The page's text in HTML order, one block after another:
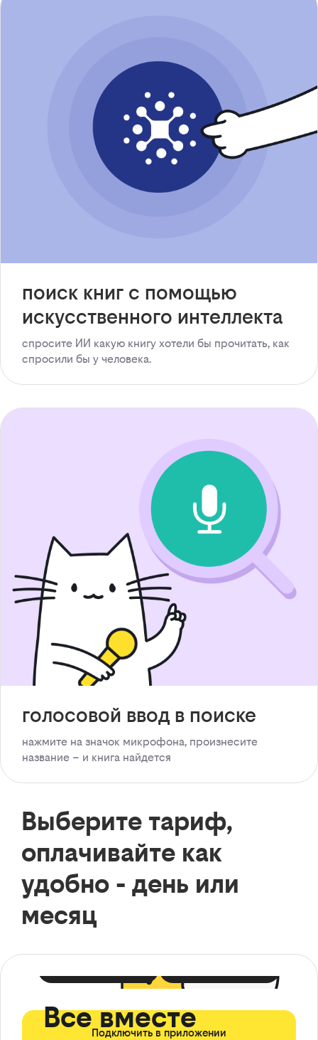
поиск книг с помощью
искусственного интеллекта
спросите ИИ какую книгу хотели бы прочитать, как
спросили бы у человека.
голосовой ввод в поиске
нажмите на значок микрофона, произнесите
название – и книга найдется
Выберите тариф,
оплачивайте как
удобно - день или
месяц
Все вместе
Подключить в приложении